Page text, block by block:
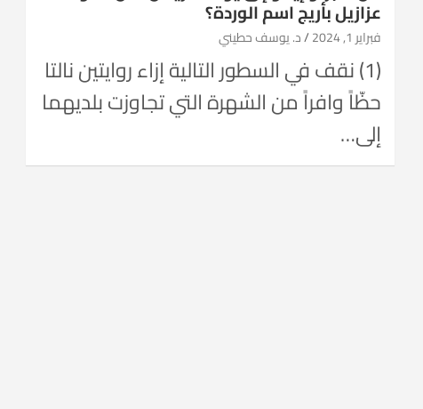
عزازيل بأريج اسم الوردة؟
فبراير 1, 2024 د. يوسف حطيني
(1) نقف في السطور التالية إزاء روايتين نالتا
حظّاً وافراً من الشهرة التي تجاوزت بلديهما
إلى…